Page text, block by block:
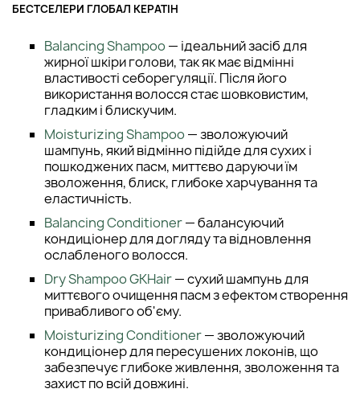
БЕСТСЕЛЕРИ ГЛОБАЛ КЕРАТІН
Balancing Shampoo— ідеальний засіб для
жирної шкіри голови, так як має відмінні
властивості себорегуляції. Після його
використання волосся стає шовковистим,
гладким і блискучим.
Moisturizing Shampoo— зволожуючий
шампунь, який відмінно підійде для сухих і
пошкоджених пасм, миттєво даруючи їм
зволоження, блиск, глибоке харчування та
еластичність.
Balancing Conditioner— балансуючий
кондиціонер для догляду та відновлення
ослабленого волосся.
Dry Shampoo GKHair— сухий шампунь для
миттєвого очищення пасм з ефектом створення
привабливого об'єму.
Moisturizing Conditioner— зволожуючий
кондиціонер для пересушених локонів, що
забезпечує глибоке живлення, зволоження та
захист по всій довжині.